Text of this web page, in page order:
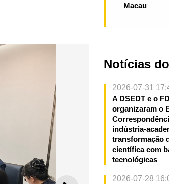
Macau
Notícias
2026-07-31
A DSEDT e o
organizaram o
indústria-
transformação
científica com
tecnológicas
2026-07-28